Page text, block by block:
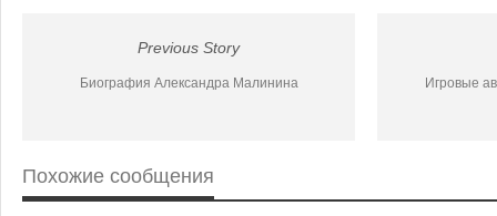
Previous Story
Биография Александра Малинина Игровые
Похожие сообщения